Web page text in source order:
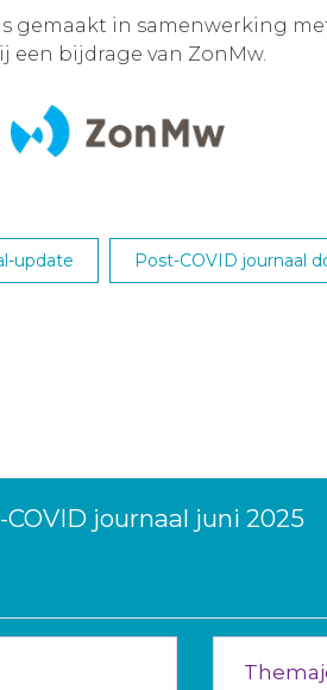
gemaakt in samenwerking
een bijdrage van ZonMw.
update Post-COVID journaal
journaal juni 2025